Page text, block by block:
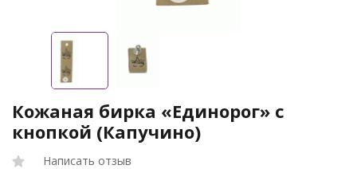
Кожаная бирка «Единорог» с
кнопкой (Капучино)
Написать отзыв